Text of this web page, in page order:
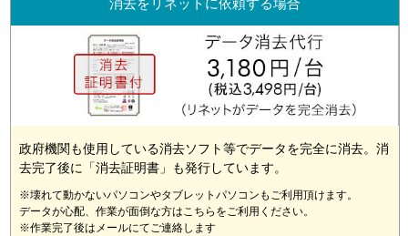
消去をリネットに依頼する場合
政府機関も使用している消去ソフト等でデータを完全に消去。消
去完了後に「消去証明書」も発行しています。
※壊れて動かないパソコンやタブレットパソコンもご利用頂けます。
データが心配、作業が面倒な方はこちらをご利用ください。
※作業完了後はメールにてご連絡します